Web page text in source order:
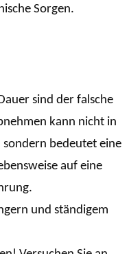
Sorgen.
sind der falsche
kann nicht in
sondern bedeutet eine
auf eine
und ständigem